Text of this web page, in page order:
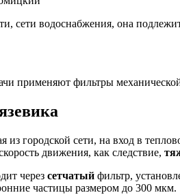
сети водоснабжения, она
применяют фильтры
из городской сети, на вход в
движения, как следствие,
через сетчатый фильтр,
частицы размером до 300 мкм.